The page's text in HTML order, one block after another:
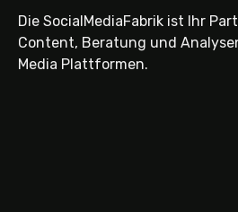
Die SocialMediaFabrik ist Ihr
Content, Beratung und
Media Plattformen.